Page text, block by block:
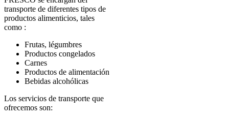
transporte de diferentes tipos de
productos alimenticios, tales
como :
Frutas, légumbres
Productos congelados
Carnes
Productos de alimentación
Bebidas alcohólicas
Los servicios de transporte que
ofrecemos son: